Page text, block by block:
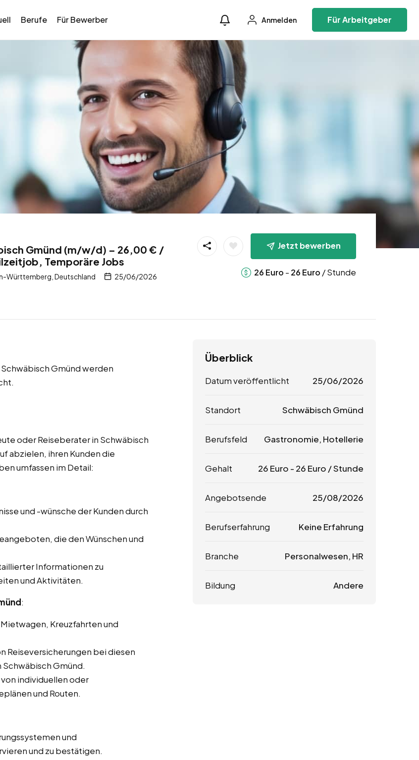
Berufe Für Bewerber Anmelden Für Arbeitgeber
Gmünd (m/w/d) – 26,00 € /
Temporäre Jobs
Württemberg, Deutschland 25/06/2026
Jetzt bewerben
26 Euro - 26 Euro / Stunde
Gmünd werden
oder Reiseberater in Schwäbisch
abzielen, ihren Kunden die
umfassen im Detail:
und -wünsche der Kunden durch
die den Wünschen und
Informationen zu
und Aktivitäten.
:
Kreuzfahrten und
Reiseversicherungen bei diesen
Gmünd.
individuellen oder
und Routen.
und
und zu bestätigen.
Überblick
Datum veröffentlicht 25/06/2026
Standort Schwäbisch Gmünd
Berufsfeld Gastronomie, Hotellerie
Gehalt 26 Euro - 26 Euro / Stunde
Angebotsende 25/08/2026
Berufserfahrung Keine Erfahrung
Branche Personalwesen, HR
Bildung Andere